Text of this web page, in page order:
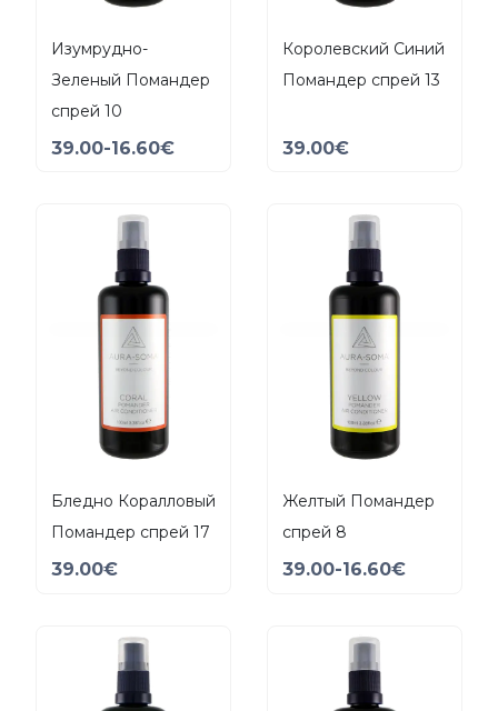
Изумрудно-
Зеленый Помандер
спрей 10
39.00-16.60€
Королевский Синий
Помандер спрей 13
39.00€
Бледно Коралловый
Помандер спрей 17
39.00€
Желтый Помандер
спрей 8
39.00-16.60€